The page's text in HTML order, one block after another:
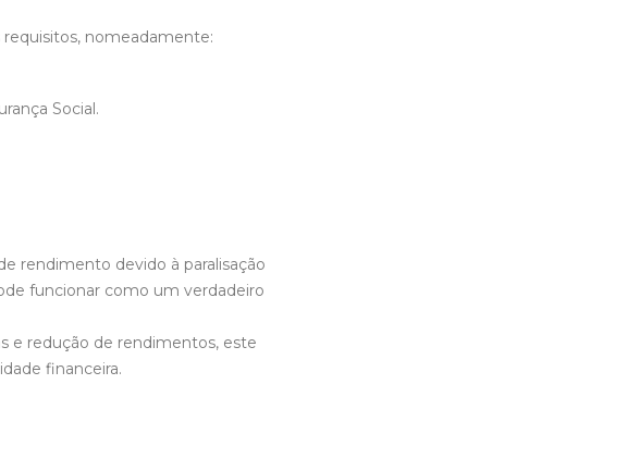
nomeadamente:
Social.
rendimento devido à paralisação
funcionar como um verdadeiro
e redução de rendimentos, este
financeira.